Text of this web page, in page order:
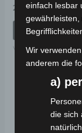
Bewertet
mit
0
279,00€ *
IN DEN
VB7
einfach lesbar
Wir
anderem die
a)
die sich